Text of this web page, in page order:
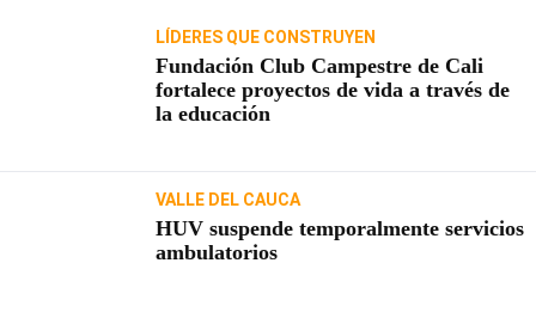
LÍDERES QUE CONSTRUYEN
Fundación Club Campestre de Cali
fortalece proyectos de vida a través de
la educación
VALLE DEL CAUCA
HUV suspende temporalmente servicios
ambulatorios